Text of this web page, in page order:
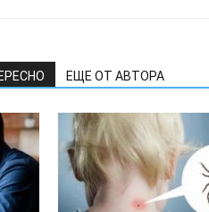
ЕЩЕ ОТ АВТОРА